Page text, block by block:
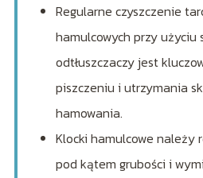
Regularne czyszczenie
hamulcowych przy użyciu
odtłuszczaczy jest
piszczeniu i utrzymania
hamowania.
Klocki hamulcowe należy
pod kątem grubości i